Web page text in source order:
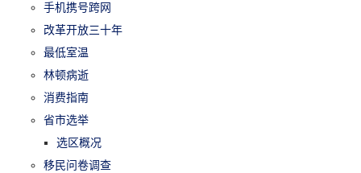
手机携号跨网
改革开放三十年
最低室温
林顿病逝
消费指南
省市选举
选区概况
移民问卷调查